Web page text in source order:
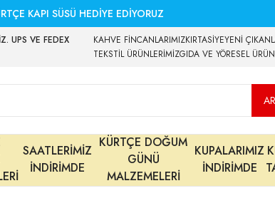
KAPI SÜSÜ HEDİYE EDİYORUZ
UPS VE FEDEX
KAHVE FİNCANLARIMIZKIRTASİYEYENİ
TEKSTİL ÜRÜNLERİMİZGIDA VE YÖRESEL
SAATLERİMİZ
İNDİRİMDE
KÜRTÇE DOĞUM
GÜNÜ
MALZEMELERİ
KUPALARIMIZ
İNDİRİMDE